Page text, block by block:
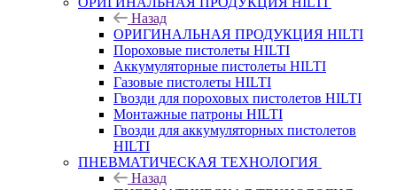
Назад
ОРИГИНАЛЬНАЯ ПРОДУКЦИЯ HILTI
Пороховые пистолеты HILTI
Аккумуляторные пистолеты HILTI
Газовые пистолеты HILTI
Гвозди для пороховых пистолетов HILTI
Монтажные патроны HILTI
Гвозди для аккумуляторных пистолетов
HILTI
ПНЕВМАТИЧЕСКАЯ ТЕХНОЛОГИЯ
Назад